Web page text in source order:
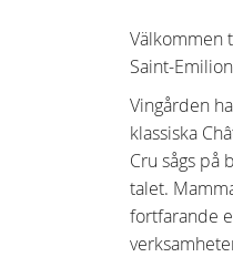
Välkommen
Saint-
Vingården
klassiska
Cru sågs på
talet.
fortfarande